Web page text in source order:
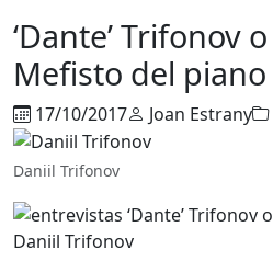
‘Dante’ Trifonov
Mefisto del piano
17/10/2017 Joan Estrany
Daniil Trifonov
Daniil Trifonov